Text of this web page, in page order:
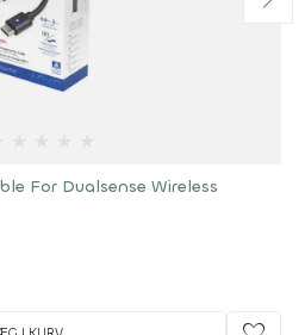
For Dualsense Wireless